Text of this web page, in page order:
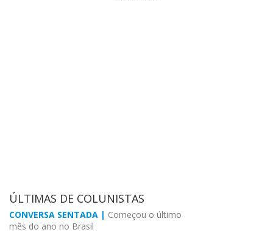
ÚLTIMAS DE COLUNISTAS
CONVERSA SENTADA | Começou o último
mês do ano no Brasil